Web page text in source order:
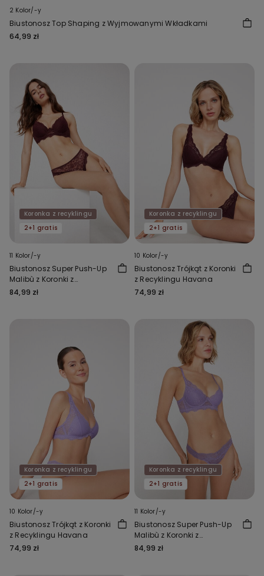
2 Kolor/-y
Biustonosz Top Shaping z Wyjmowanymi Wkładkami
64,99 zł
Koronka z recyklingu
2+1 gratis
11 Kolor/-y
Biustonosz Super Push-Up
Malibù z Koronki z
Recyklingu
84,99 zł
Koronka z recyklingu
2+1 gratis
10 Kolor/-y
Biustonosz Trójkąt z Koronki
z Recyklingu Havana
74,99 zł
Koronka z recyklingu
2+1 gratis
10 Kolor/-y
Biustonosz Trójkąt z Koronki
z Recyklingu Havana
74,99 zł
Koronka z recyklingu
2+1 gratis
11 Kolor/-y
Biustonosz Super Push-Up
Malibù z Koronki z
Recyklingu
84,99 zł